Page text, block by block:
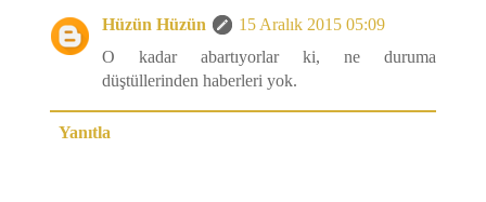
Hüzün Hüzün
15 Aralık 2015 05:09
O kadar abartıyorlar ki, ne duruma
düştüllerinden haberleri yok.
Yanıtla